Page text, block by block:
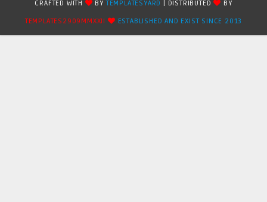
CRAFTED WITH BYTEMPLATESYARD | DISTRIBUTED
BY
TEMPLATES2909MMXXII
ESTABLISHED AND EXIST SINCE 2013